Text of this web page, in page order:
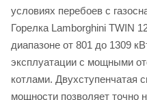
условиях перебоев с
Горелка Lamborghini TWIN
диапазоне от 801 до 1309
эксплуатации с мощными
котлами. Двухступенчатая
мощности позволяет точно